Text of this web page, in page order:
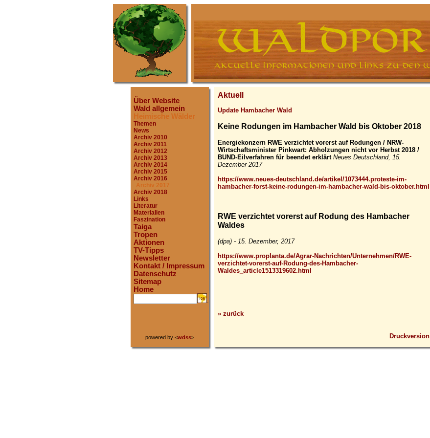
Über Website
Wald allgemein
Heimische Wälder
Themen
News
Archiv 2010
Archiv 2011
Archiv 2012
Archiv 2013
Archiv 2014
Archiv 2015
Archiv 2016
Archiv 2017
Archiv 2018
Links
Literatur
Materialien
Faszination
Taiga
Tropen
Aktionen
TV-Tipps
Newsletter
Kontakt / Impressum
Datenschutz
Sitemap
Home
.
powered by <wdss>
Aktuell
Update Hambacher Wald
Keine Rodungen im Hambacher Wald bis Oktober 2018
Energiekonzern RWE verzichtet vorerst auf Rodungen / NRW-
Wirtschaftsminister Pinkwart: Abholzungen nicht vor Herbst 2018 /
BUND-Eilverfahren für beendet erklärt Neues Deutschland, 15.
Dezember 2017
https://www.neues-deutschland.de/artikel/1073444.proteste-im-
hambacher-forst-keine-rodungen-im-hambacher-wald-bis-oktober.html
RWE verzichtet vorerst auf Rodung des Hambacher
Waldes
(dpa) - 15. Dezember, 2017
https://www.proplanta.de/Agrar-Nachrichten/Unternehmen/RWE-
verzichtet-vorerst-auf-Rodung-des-Hambacher-
Waldes_article1513319602.html
» zurück
Druckversion